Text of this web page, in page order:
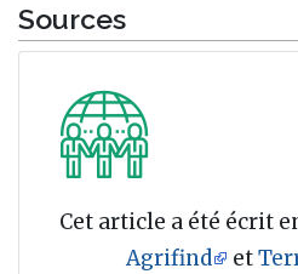
Sources
Cet article a été écrit
Agrifind
et